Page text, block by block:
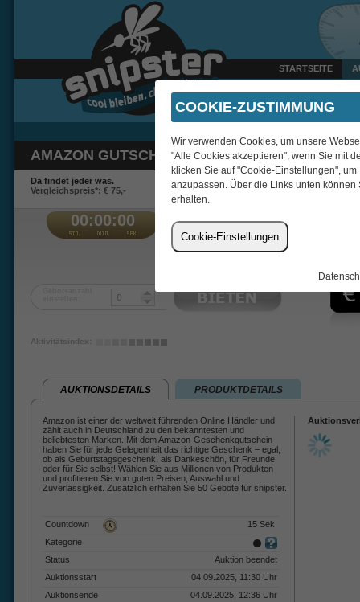
STARTSEITE
Gestern um 22:41 Uhr
AMAZON GUTSCHEIN 50 EUR + 50 BIDS
Da findet jeder was.
Vergleichspreis*: € 75,-
00:00:00 €
Aktivitätsindex:
AUKTIONSDETAILS PRODUKTDETAILS
Amazon ist einer der weltweit führenden Online Händler und
zählt auch in Deutschland zu den bekanntesten und
beliebtesten Marken. Mit dem Amazon-Geschenkgutschein
haben Sie für jede Gelegenheit das richtige Geschenk – egal,
ob als Geburtstagsgeschenk, als Dankeschön, für Freunde
oder für Sie selbst! Wählen Sie aus Millionen von Produkten
und profitieren Sie von guten Preisen, Auswahl und
Zuverlässigkeit. Zusätzlich erhalten Sie 50 Gebote für snipster.
Countdown
15 Sek.
Kategorie
Status
Auktion beendet
Auktionsstart
04.09.2025, 11:30 Uhr
Auktionsende
04.09.2025, 12:36 Uhr
COOKIE-ZUSTIMMUNG
Wir verwenden Cookies, um unsere
"Alle Cookies akzeptieren", wenn Sie mit
klicken Sie auf "Cookie-Einstellungen",
anzupassen. Über die Links unten
erhalten.
Cookie-Einstellungen